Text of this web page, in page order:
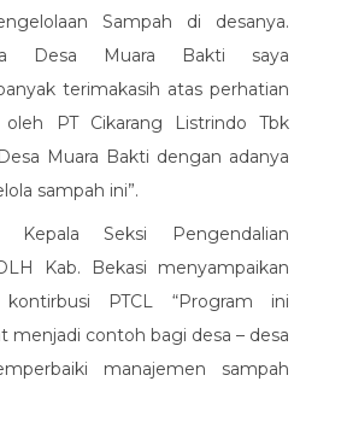
Sampah di desanya.
Desa Muara Bakti saya
terimakasih atas perhatian
PT Cikarang Listrindo Tbk
Muara Bakti dengan adanya
sampah ini”.
Kepala Seksi Pengendalian
Kab. Bekasi menyampaikan
PTCL “Program ini
menjadi contoh bagi desa – desa
manajemen sampah